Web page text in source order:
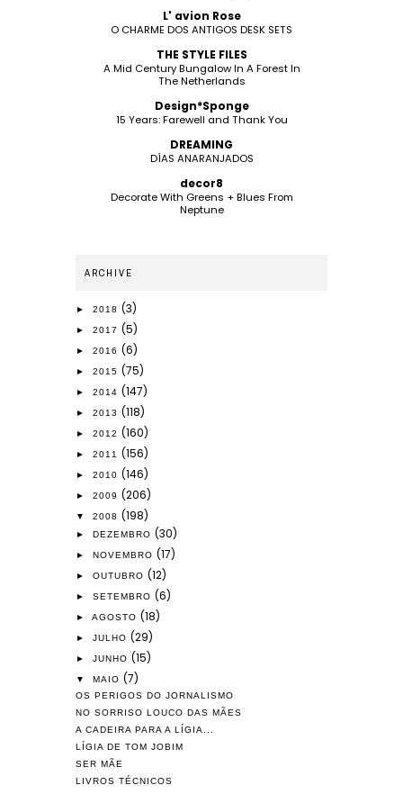
L' avion Rose
O CHARME DOS ANTIGOS DESK SETS
THE STYLE FILES
A Mid Century Bungalow In A Forest In
The Netherlands
Design*Sponge
15 Years: Farewell and Thank You
DREAMING
DÍAS ANARANJADOS
decor8
Decorate With Greens + Blues From
Neptune
ARCHIVE
► 2018 (3)
► 2017 (5)
► 2016 (6)
► 2015 (75)
► 2014 (147)
► 2013 (118)
► 2012 (160)
► 2011 (156)
► 2010 (146)
► 2009 (206)
▼ 2008 (198)
► DEZEMBRO (30)
► NOVEMBRO (17)
► OUTUBRO (12)
► SETEMBRO (6)
► AGOSTO (18)
► JULHO (29)
► JUNHO (15)
▼ MAIO (7)
OS PERIGOS DO JORNALISMO
NO SORRISO LOUCO DAS MÃES
A CADEIRA PARA A LÍGIA...
LÍGIA DE TOM JOBIM
SER MÃE
LIVROS TÉCNICOS